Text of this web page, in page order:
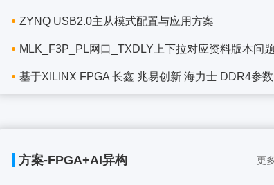
ZYNQ USB2.0主从模式配置与应用方案
MLK_F3P_PL网口_TXDLY上下拉对应资料版本问
基于XILINX FPGA 长鑫 兆易创新 海力士 DDR4参数
方案-FPGA+AI异构 更